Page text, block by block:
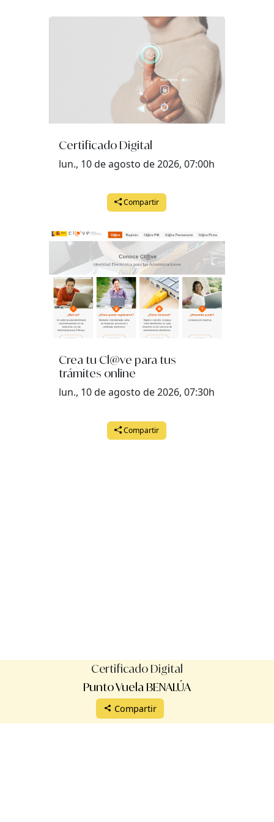
martes, 28 de abril del 2026 a las 09:45
martes, 28 de abril del 2026 a las 16:00
miércoles, 29 de abril del 2026 a las 09:45
miércoles, 29 de abril del 2026 a las 16:00
jueves, 30 de abril del 2026 a las 16:00
Certificado Digital
lun., 10 de agosto de 2026, 07:00h
Compartir
Crea tu Cl@ve para tus
trámites online
lun., 10 de agosto de 2026, 07:30h
Compartir
Certificado Digital
Punto Vuela BENALÚA
Compartir